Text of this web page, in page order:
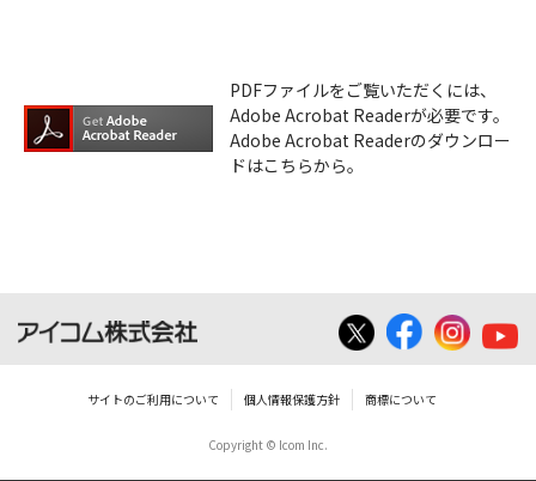
PDFファイルをご覧いただくには、
Adobe Acrobat Readerが必要です。
Adobe Acrobat Readerのダウンロー
ドはこちらから。
サイトのご利用について 個人情報保護方針 商標について
Copyright © Icom Inc.